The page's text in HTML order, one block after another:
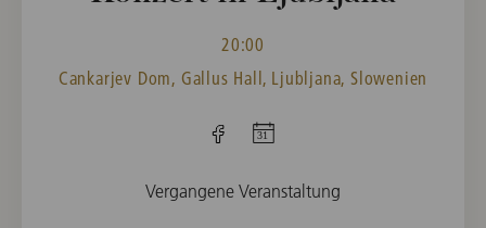
20:00
Cankarjev Dom, Gallus Hall, Ljubljana, Slowenien
Vergangene Veranstaltung